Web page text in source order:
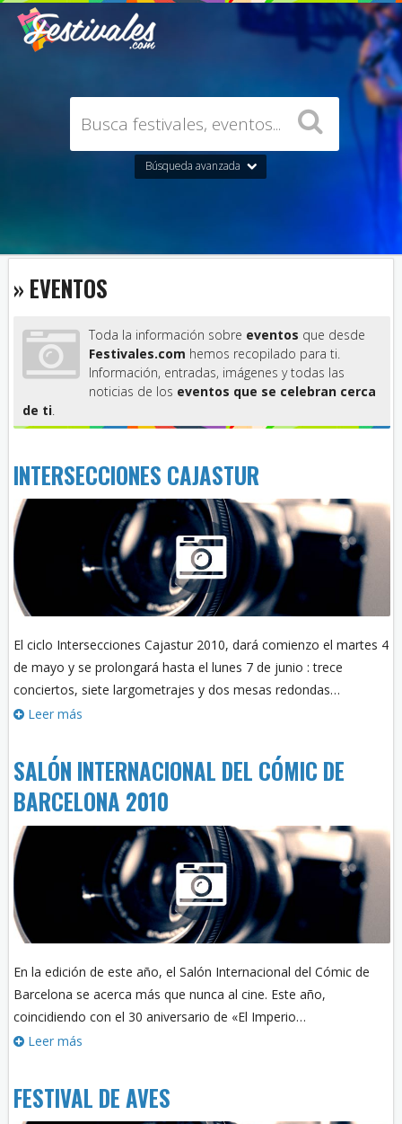
Búsqueda avanzada
» EVENTOS
Toda la información sobre eventos que desde
Festivales.com hemos recopilado para ti.
Información, entradas, imágenes y todas las
noticias de los eventos que se celebran cerca
de ti.
INTERSECCIONES CAJASTUR
El ciclo Intersecciones Cajastur 2010, dará comienzo el martes 4
de mayo y se prolongará hasta el lunes 7 de junio : trece
conciertos, siete largometrajes y dos mesas redondas…
Leer más
SALÓN INTERNACIONAL DEL CÓMIC DE
BARCELONA 2010
En la edición de este año, el Salón Internacional del Cómic de
Barcelona se acerca más que nunca al cine. Este año,
coincidiendo con el 30 aniversario de «El Imperio…
Leer más
FESTIVAL DE AVES